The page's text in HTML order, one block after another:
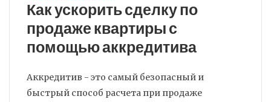
Как ускорить сделку по
продаже квартиры с
помощью аккредитива
Аккредитив - это самый безопасный и
быстрый способ расчета при продаже